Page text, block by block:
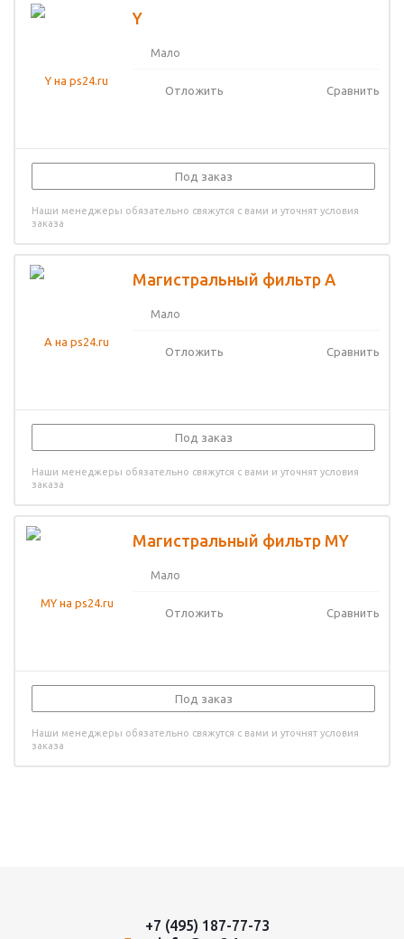
Y
Мало
Отложить Сравнить
Под заказ
Наши менеджеры обязательно свяжутся с вами и уточнят условия
заказа
Магистральный фильтр A
Мало
Отложить Сравнить
Под заказ
Наши менеджеры обязательно свяжутся с вами и уточнят условия
заказа
Магистральный фильтр MY
Мало
Отложить Сравнить
Под заказ
Наши менеджеры обязательно свяжутся с вами и уточнят условия
заказа
+7 (495) 187-77-73